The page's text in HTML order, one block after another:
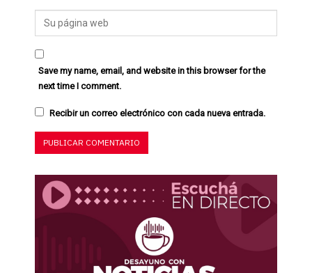
Save my name, email, and website in this browser for the
next time I comment.
Recibir un correo electrónico con cada nueva entrada.